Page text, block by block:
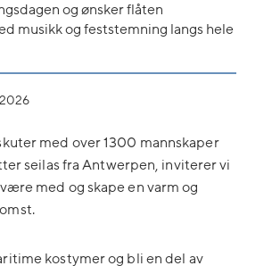
og ønsker flåten
musikk og feststemning langs hele
med over 1300 mannskaper
seilas fra Antwerpen, inviterer vi
med og skape en varm og
kostymer og bli en del av